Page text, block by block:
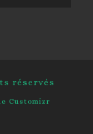
réservés
Customizr